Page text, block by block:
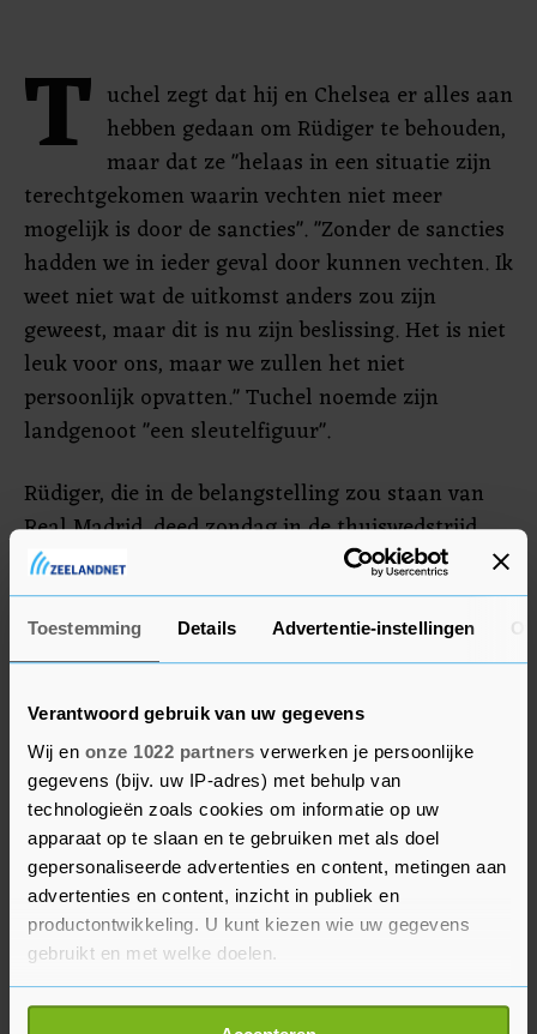
Toestemming Details Advertentie-instellingen
Verantwoord gebruik van uw gegevens
Wij en onze 1022 partners verwerken je persoonlijke
gegevens (bijv. uw IP-adres) met behulp van
technologieën zoals cookies om informatie op uw
apparaat op te slaan en te gebruiken met als doel
gepersonaliseerde advertenties en content, metingen aan
advertenties en content, inzicht in publiek en
productontwikkeling. U kunt kiezen wie uw gegevens
gebruikt en met welke doelen.
Als u het toestaat, willen we ook graag:
T uchel zegt dat hij en Chelsea er alles aan
hebben gedaan om Rüdiger te behouden,
maar dat ze "helaas in een situatie zijn
terechtgekomen waarin vechten niet meer
mogelijk is door de sancties". "Zonder de sancties
hadden we in ieder geval door kunnen vechten. Ik
weet niet wat de uitkomst anders zou zijn
geweest, maar dit is nu zijn beslissing. Het is niet
leuk voor ons, maar we zullen het niet
persoonlijk opvatten." Tuchel noemde zijn
landgenoot "een sleutelfiguur".
Rüdiger, die in de belangstelling zou staan van
Real Madrid, deed zondag in de thuiswedstrijd
tegen West Ham United (1-0) niet mee door een
blessure. Het doelpunt viel pas in de slotfase voor
de nummer drie van Engeland.